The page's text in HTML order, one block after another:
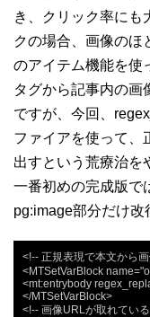
き、クリック率にも
クの場合、画像のほ
のアイテム機能を使
タグから記事内の画
ですが、今回、
ファイアを使って、
出すという荒療治を
一番初めの完成版で
pg:image部分だけ改
<!-- 正規表現で本文から
<MTSetVarBlock
<mt:entrybody
</MTSetVarBlock>
<!-- 画像URLが取れてい